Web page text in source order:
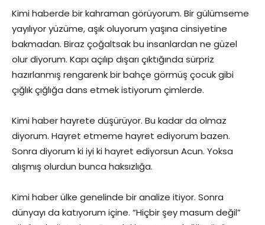
Kimi haberde bir kahraman görüyorum. Bir gülümseme
yayılıyor yüzüme, aşık oluyorum yaşına cinsiyetine
bakmadan. Biraz çoğaltsak bu insanlardan ne güzel
olur diyorum. Kapı açılıp dışarı çıktığında sürpriz
hazırlanmış rengarenk bir bahçe görmüş çocuk gibi
çığlık çığlığa dans etmek istiyorum çimlerde.
Kimi haber hayrete düşürüyor. Bu kadar da olmaz
diyorum. Hayret etmeme hayret ediyorum bazen.
Sonra diyorum ki iyi ki hayret ediyorsun Acun. Yoksa
alışmış olurdun bunca haksızlığa.
Kimi haber ülke genelinde bir analize itiyor. Sonra
dünyayı da katıyorum içine. “Hiçbir şey masum değil”